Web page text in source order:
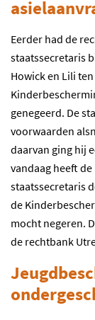
Eerder had de
staatssecretaris
Howick en Lili
genegeerd. De
voorwaarden
daarvan ging hij
vandaag heeft
staatssecretaris
de
mocht negeren.
de rechtbank